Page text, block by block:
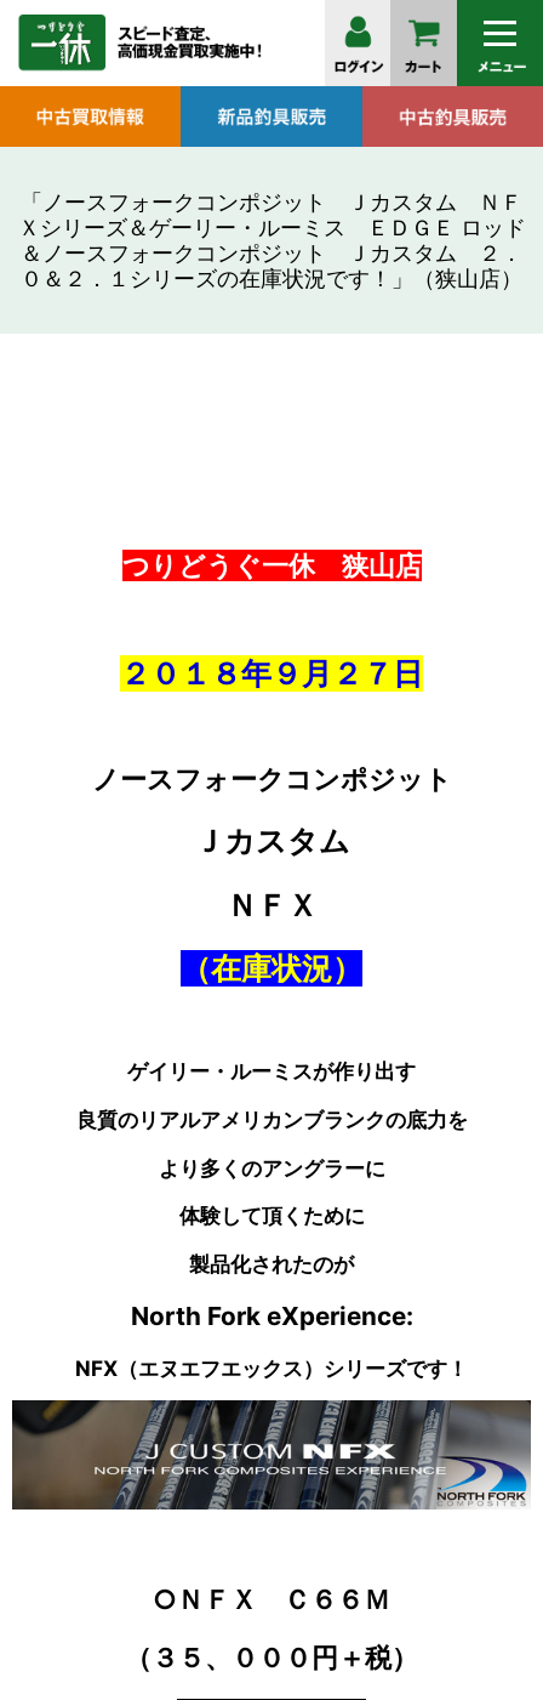
「ノースフォークコンポジット Ｊカスタム ＮＦ
Ｘシリーズ＆ゲーリー・ルーミス ＥＤＧＥ ロッド
＆ノースフォークコンポジット Ｊカスタム ２．
０＆２．１シリーズの在庫状況です！」（狭山店）
つりどうぐ一休 狭山店
２０１８年９ 月２７日
ノースフォークコンポジット
Ｊカスタム
ＮＦＸ
（在庫状況）
ゲイリー・ルーミスが作り出す
良質のリアルアメリカンブランクの底力を
より多くのアングラーに
体験して頂くために
製品化されたのが
North Fork eXperience:
NFX（エヌエフエックス）シリーズです！
○ＮＦＸ Ｃ６６Ｍ
（３５、０００円＋税）